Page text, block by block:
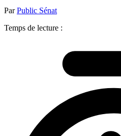
ParPublic Sénat
Temps de lecture :